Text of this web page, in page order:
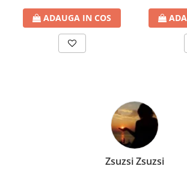
ADAUGA IN COS
Zsuzsi Zsuzsi